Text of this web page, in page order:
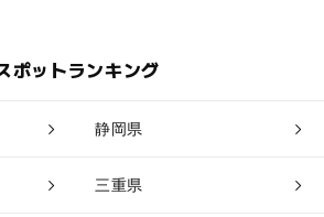
ポットランキング
静岡県
三重県